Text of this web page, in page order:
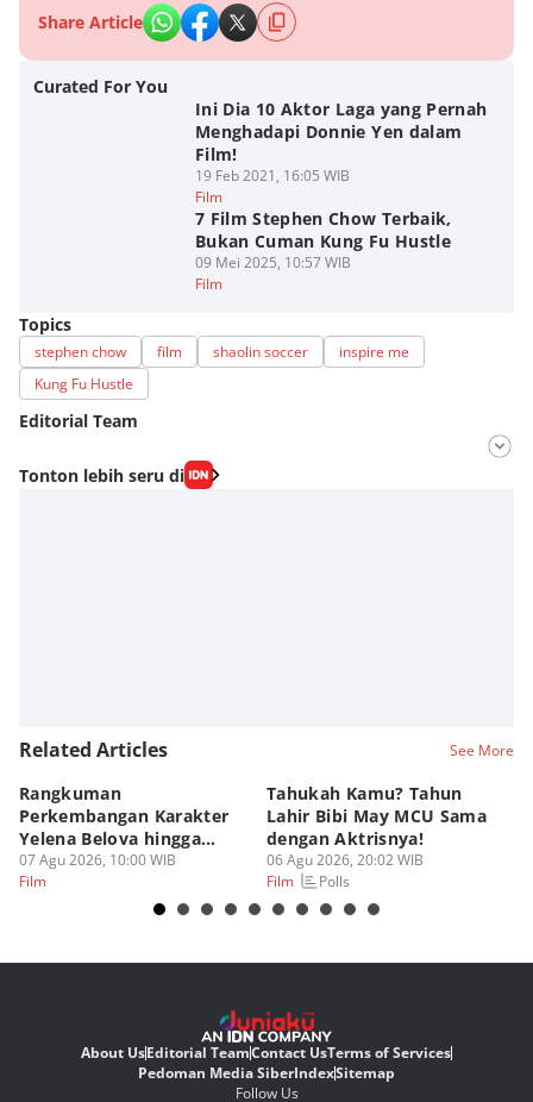
Share Article
Curated For You
Ini Dia 10 Aktor Laga yang Pernah
Menghadapi Donnie Yen dalam
Film!
19 Feb 2021, 16:05 WIB
Film
7 Film Stephen Chow Terbaik,
Bukan Cuman Kung Fu Hustle
09 Mei 2025, 10:57 WIB
Film
Topics
stephen chow film shaolin soccer
inspire me
Kung Fu Hustle
Editorial Team
Editor
Fahrul Razi Uni Nurullah
Tonton lebih seru di
Related Articles See More
Rangkuman
Perkembangan Karakter
Yelena Belova hingga
Spider-Man BND
07 Agu 2026, 10:00 WIB
Film
Tahukah Kamu? Tahun
Lahir Bibi May MCU Sama
dengan Aktrisnya!
06 Agu 2026, 20:02 WIB
Film
Polls
About UsEditorial TeamContact UsTerms of Services
Pedoman Media SiberIndexSitemap
Follow Us